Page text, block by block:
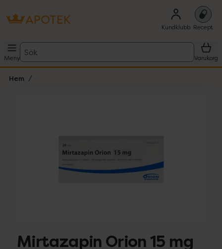
Kundklubb Recept
Meny
Sök
Varukorg
Hem
Mirtazapin Orion 15 mg